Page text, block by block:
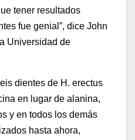
tener resultados
fue genial”, dice John
Universidad de
dientes de H. erectus
en lugar de alanina,
y en todos los demás
hasta ahora,